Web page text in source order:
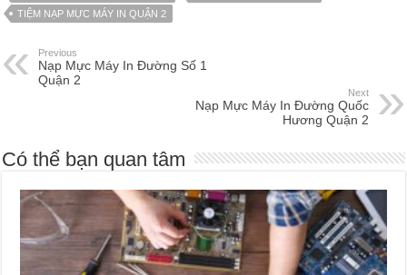
TIỆM NẠP MỰC MÁY IN QUẬN 2
Previous
Nạp Mực Máy In Đường Số 1
Quận 2
Next
Nạp Mực Máy In Đường Quốc
Hương Quận 2
Có thể bạn quan tâm